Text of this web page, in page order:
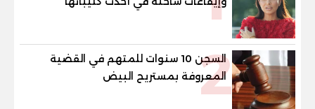
2
السجن 10 سنوات للمتهم في القضية
المعروفة بمستريح البيض